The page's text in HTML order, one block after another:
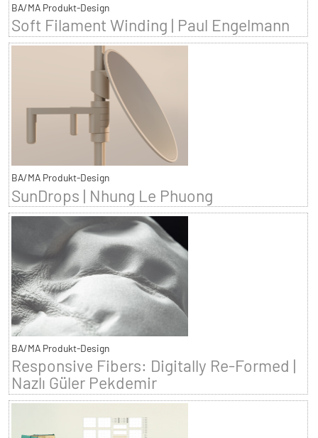
BA/MA Produkt-Design
Soft Filament Winding | Paul Engelmann
BA/MA Produkt-Design
SunDrops | Nhung Le Phuong
BA/MA Produkt-Design
Responsive Fibers: Digitally Re-Formed |
Nazlı Güler Pekdemir